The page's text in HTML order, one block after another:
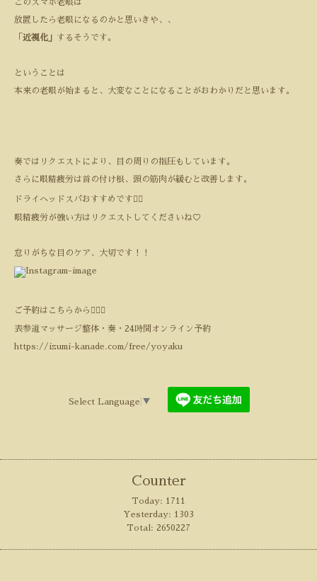
このスマホ老眼は
放置したら老眼になるのかと思いきや、、
近視化」 するそうです。
ということは
本来の老眼が始まると、大変なことになることがおわかりだと思います。
奏ではリクエストにより、目の周りの指圧もしています。
さらに眼精疲労は首の付け根、頭の筋肉が緩むと改善します。
ドライヘッドスパおすすめです💆‍♂️
眼精疲労が強い方はリクエストしてくださいね♡
怠りがちな目のケア、大切です！！
ご予約はこちらから💁‍♀️⏬
表参道マッサージ整体・奏・24時間オンライン予約
https://izumi-kanade.com/free/yoyaku
Select Language ▼
Counter
Today: 1711
Yesterday: 1303
Total: 2650227